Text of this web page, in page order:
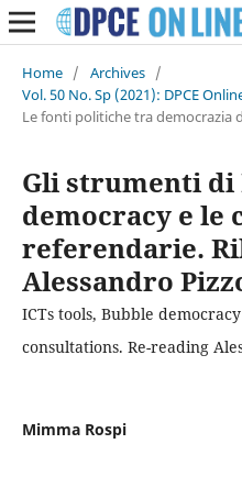
Home / Archives /
Vol. 50 No. Sp (2021): DPCE
Le fonti politiche tra democrazia
Gli strumenti di
democracy e le
referendarie.
Alessandro
ICTs tools, Bubble
consultations. Re-reading
Mimma Rospi